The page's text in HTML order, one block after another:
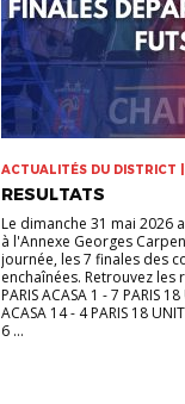
ACTUALITÉS DU DISTRICT
RESULTATS
Le dimanche 31 mai 2026
à l'Annexe Georges
journée, les 7 finales des
enchaînées. Retrouvez
PARIS ACASA 1 - 7 PARIS
ACASA 14 - 4 PARIS 18
6 ...